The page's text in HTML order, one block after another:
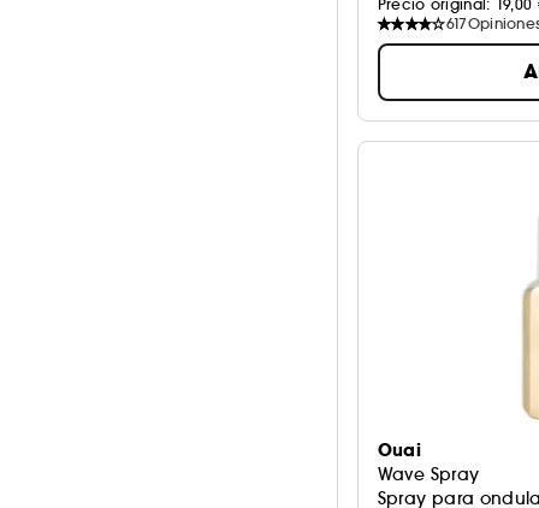
Precio original: 19,00
617
Ouai
Wave Spray
Spray para